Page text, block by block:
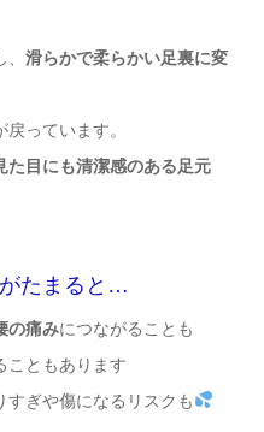
、滑らかで柔らかい足裏に変
っています。
た目にも清潔感のある足元
たまると…
の痛みにつながることも
こともあります
すぎや傷になるリスクも